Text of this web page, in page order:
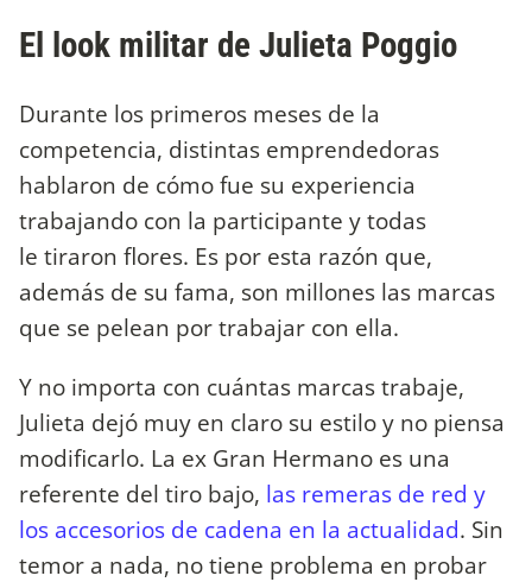
El look militar de Julieta Poggio
Durante los primeros meses de la
competencia, distintas emprendedoras
hablaron de cómo fue su experiencia
trabajando con la participante y todas
le tiraron flores. Es por esta razón que,
además de su fama, son millones las marcas
que se pelean por trabajar con ella.
Y no importa con cuántas marcas trabaje,
Julieta dejó muy en claro su estilo y no piensa
modificarlo. La ex Gran Hermano es una
referente del tiro bajo, las remeras de red y
los accesorios de cadena en la actualidad. Sin
temor a nada, no tiene problema en probar